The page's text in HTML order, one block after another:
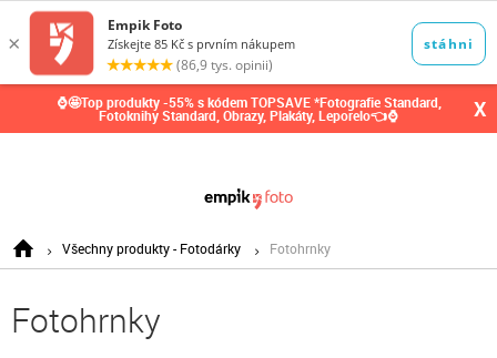
⌚🤩Top produkty -55% s kódem TOPSAVE *Fotografie Standard,
Fotoknihy Standard, Obrazy, Plakáty, Leporelo👈⌚ X
Všechny produkty - Fotodárky Fotohrnky
Fotohrnky